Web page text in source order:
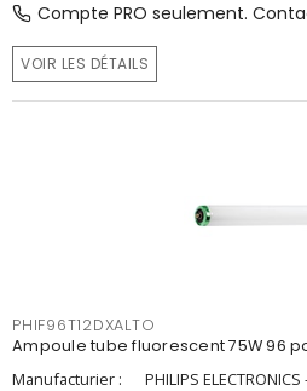
Compte PRO seulement.
VOIR LES DÉTAILS
PHIF96T12DXALTO
Ampoule tube fluorescent 75W 96
Manufacturier :
PHILIPS ELECTRONICS